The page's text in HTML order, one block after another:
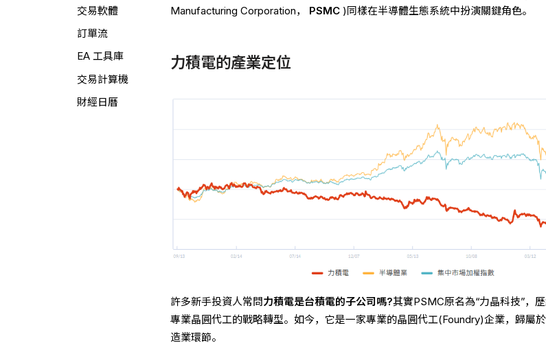
交易軟體
訂單流
EA 工具庫
交易計算機
財經日曆
Manufacturing Corporation， PSMC )同樣在半導體生態系統中扮演關鍵角色。
力積電的產業定位
許多新手投資人常問力積電是台積電的子公司嗎?其實PSMC原名為“力晶科技”，
專業晶圓代工的戰略轉型。如今，它是一家專業的晶圓代工(Foundry)企業，歸屬
造業環節。